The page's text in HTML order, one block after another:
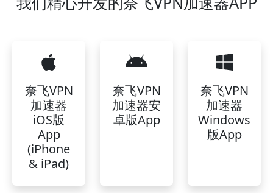
奈飞VPN
加速器
iOS版
App
(iPhone
& iPad)
奈飞VPN
加速器安
卓版App
奈飞VPN
加速器
Windows
版App